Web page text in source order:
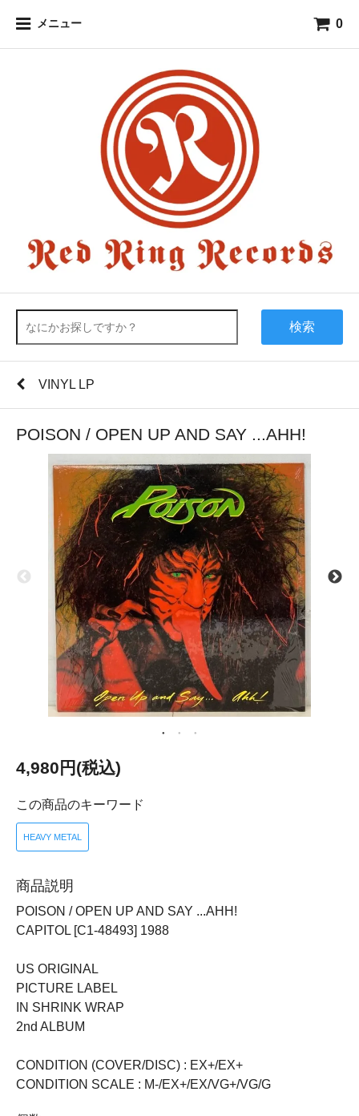
メニュー 0
検索
VINYL LP
POISON / OPEN UP AND SAY ...AHH!
4,980円(税込)
この商品のキーワード
HEAVY METAL
商品説明
POISON / OPEN UP AND SAY ...AHH!
CAPITOL [C1-48493] 1988
US ORIGINAL
PICTURE LABEL
IN SHRINK WRAP
2nd ALBUM
CONDITION (COVER/DISC) : EX+/EX+
CONDITION SCALE : M-/EX+/EX/VG+/VG/G